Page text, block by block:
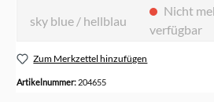
sky blue / hellblau
verfügbar
Zum Merkzettel hinzufügen
Artikelnummer: 204655